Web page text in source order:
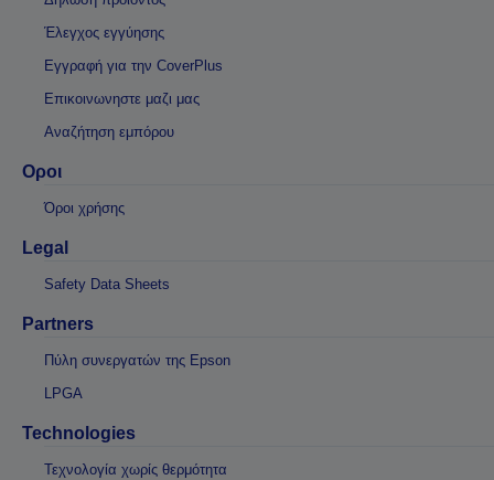
Έλεγχος εγγύησης
Εγγραφή για την CoverPlus
Επικοινωνηστε μαζι μας
Αναζήτηση εμπόρου
Οροι
Όροι χρήσης
Legal
Safety Data Sheets
Partners
Πύλη συνεργατών της Epson
LPGA
Technologies
Τεχνολογία χωρίς θερμότητα